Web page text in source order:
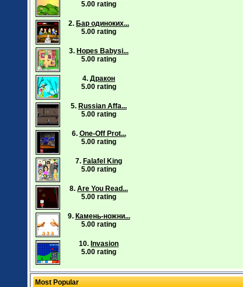
5.00 rating
2. Бар одиноких...
5.00 rating
3. Hopes Babysi...
5.00 rating
4. Дракон
5.00 rating
5. Russian Affa...
5.00 rating
6. One-Off Prot...
5.00 rating
7. Falafel King
5.00 rating
8. Are You Read...
5.00 rating
9. Камень-ножни...
5.00 rating
10. Invasion
5.00 rating
Most Popular